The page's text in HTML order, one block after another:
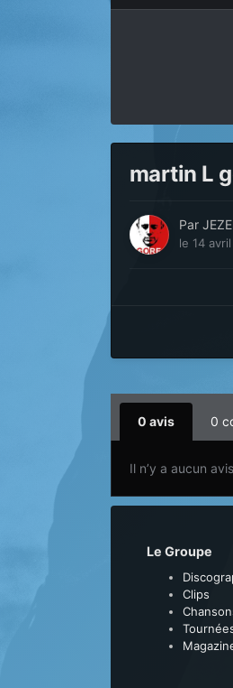
martin L
Par
le 14
0 avis 0
Il n’y a aucun
Le Groupe
Clips